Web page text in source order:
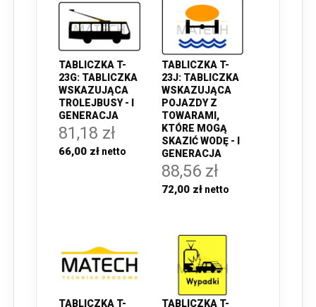
TABLICZKA T-
23G: TABLICZKA
WSKAZUJĄCA
TROLEJBUSY - I
GENERACJA
81,18 zł
66,00 zł
TABLICZKA T-
23J: TABLICZKA
WSKAZUJĄCA
POJAZDY Z
TOWARAMI,
KTÓRE MOGĄ
SKAZIĆ WODĘ - I
GENERACJA
88,56 zł
72,00 zł
TABLICZKA T-
TABLICZKA T-